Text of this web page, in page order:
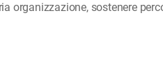
organizzazione, sostenere